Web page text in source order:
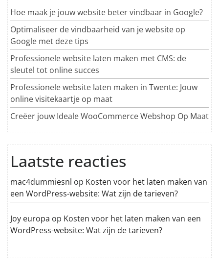
Hoe maak je jouw website beter vindbaar in Google?
Optimaliseer de vindbaarheid van je website op
Google met deze tips
Professionele website laten maken met CMS: de
sleutel tot online succes
Professionele website laten maken in Twente: Jouw
online visitekaartje op maat
Creëer jouw Ideale WooCommerce Webshop Op Maat
Laatste reacties
mac4dummiesnl op Kosten voor het laten maken van
een WordPress-website: Wat zijn de tarieven?
Joy europa op Kosten voor het laten maken van een
WordPress-website: Wat zijn de tarieven?